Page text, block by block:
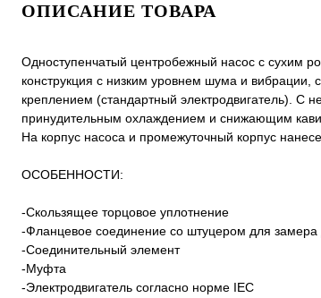
ОПИСАНИЕ ТОВАРА
Одноступенчатый центробежный насос с сухим
конструкция с низким уровнем шума и
креплением (стандартный электродвигатель). С
принудительным охлаждением и снижающим
На корпус насоса и промежуточный корпус
ОСОБЕННОСТИ:
-Скользящее торцовое уплотнение
-Фланцевое соединение со штуцером для замера
-Соединительный элемент
-Муфта
-Электродвигатель согласно норме IEC